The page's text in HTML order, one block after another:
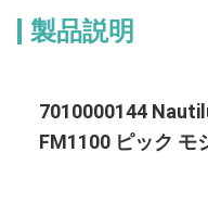
製品説明
7010000144
FM1100 ピック モ